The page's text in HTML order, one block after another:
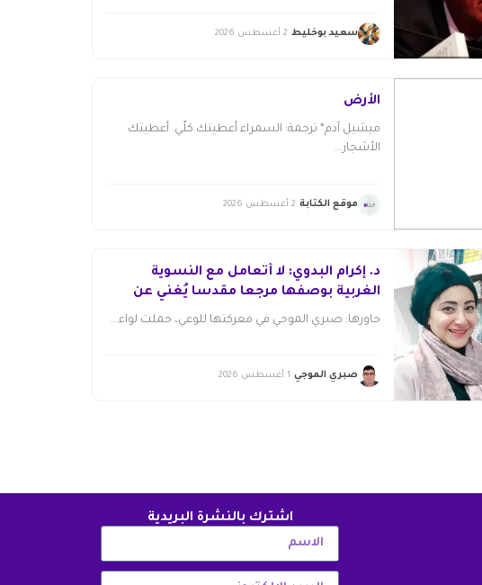
سعيد بوخليط 2 أغسطس 2026
الأرض
ميشيل آدم* ترجمة: السمراء أعطيتك كلّي. أعطيتك
الأشجار...
موقع الكتابة 2 أغسطس 2026
د. إكرام البدوي: لا أتعامل مع النسوية
الغربية بوصفها مرجعا مقدسا يُغني عن
قراءة مجتمعاتنا
حاورها: صبري الموجي في معركتها للوعي، حملت لواء...
صبري الموجي 1 أغسطس 2026
اشترك بالنشرة البريدية